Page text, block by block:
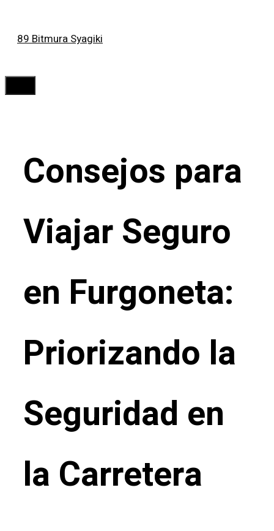
89 Bitmura Syagiki
Consejos para
Viajar Seguro
en Furgoneta:
Priorizando la
Seguridad en
la Carretera